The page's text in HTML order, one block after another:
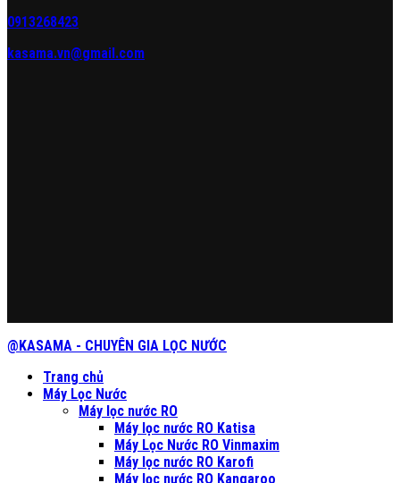
0913268423
kasama.vn@gmail.com
@KASAMA - CHUYÊN GIA LỌC NƯỚC
Trang chủ
Máy Lọc Nước
Máy lọc nước RO
Máy lọc nước RO Katisa
Máy Lọc Nước RO Vinmaxim
Máy lọc nước RO Karofi
Máy lọc nước RO Kangaroo